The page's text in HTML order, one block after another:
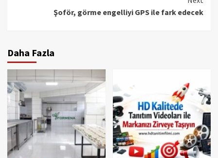
Şoför, görme engelliyi GPS ile fark edecek
Daha Fazla